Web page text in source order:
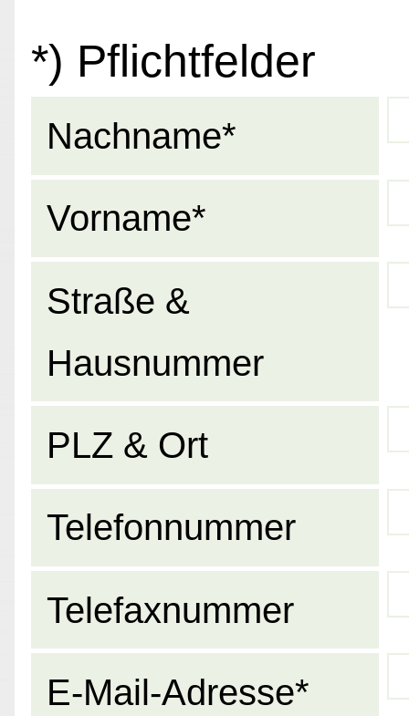
*) Pflichtfelder
Nachname*
Vorname*
Straße &
Hausnummer
PLZ & Ort
Telefonnummer
Telefaxnummer
E-Mail-Adresse*